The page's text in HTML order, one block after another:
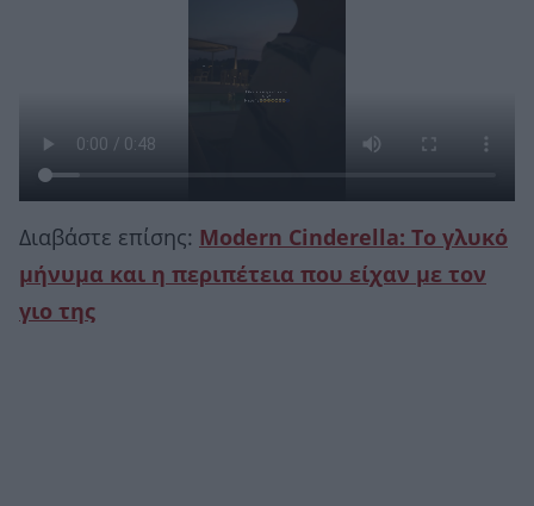
Διαβάστε επίσης: Modern Cinderella: Το γλυκό
μήνυμα και η περιπέτεια που είχαν με τον
γιο της